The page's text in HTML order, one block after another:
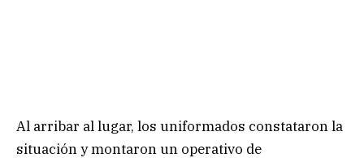
Al arribar al lugar, los uniformados constataron la
situación y montaron un operativo de